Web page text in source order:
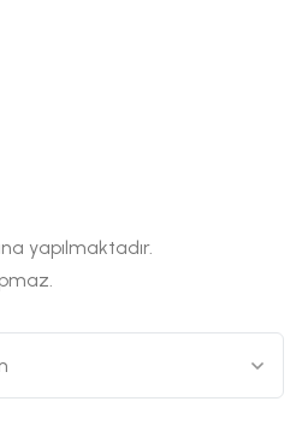
yapılmaktadır.